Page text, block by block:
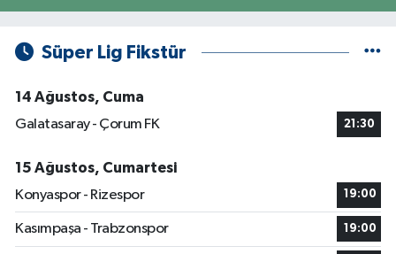
Süper Lig Fikstür
14 Ağustos, Cuma
Galatasaray - Çorum FK
21:30
15 Ağustos, Cumartesi
Konyaspor - Rizespor
19:00
Kasımpaşa - Trabzonspor 19:00